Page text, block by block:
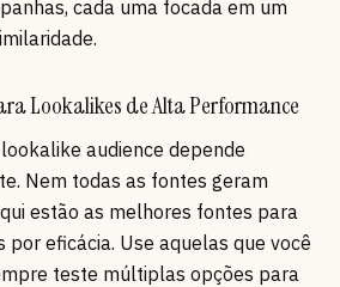
cada uma focada em um
Lookalikes de Alta Performance
audience depende
Nem todas as fontes geram
estão as melhores fontes para
por eficácia. Use aquelas que você
teste múltiplas opções para